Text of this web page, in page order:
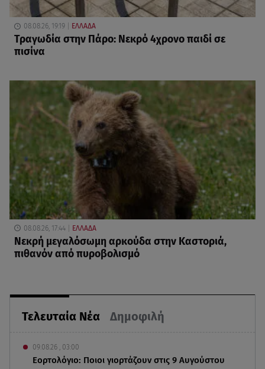
Τελευταία Νέα Δημοφιλή
09.08.26 , 03:00
Εορτολόγιο: Ποιοι γιορτάζουν στις 9 Αυγούστου
08.08.26, 19:19 ΕΛΛΑΔΑ
Τραγωδία στην Πάρο: Νεκρό 4χρονο παιδί σε
πισίνα
08.08.26, 17:44 ΕΛΛΑΔΑ
Νεκρή μεγαλόσωμη αρκούδα στην Καστοριά,
πιθανόν από πυροβολισμό